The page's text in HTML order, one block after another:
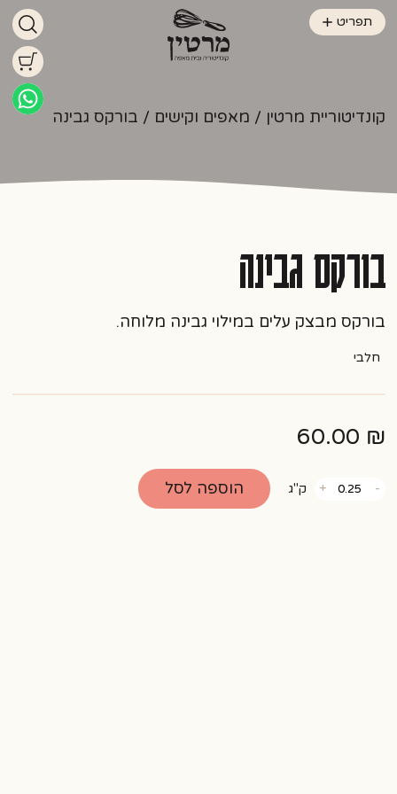
תפריט
קונדיטוריית מרטין / מאפים וקישים / בורקס גבינה
בורקס גבינה
בורקס מבצק עלים במילוי גבינה מלוחה.
חלבי
60.00 ₪
-כמות
של
+ ק"ג הוספה לסל